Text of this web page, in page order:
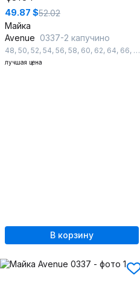
49.87 $52.02
Майка
Avenue 0337-2 капучино
48, 50, 52, 54, 56, 58, 60, 62, 64, 66, 68
лучшая цена
В корзину